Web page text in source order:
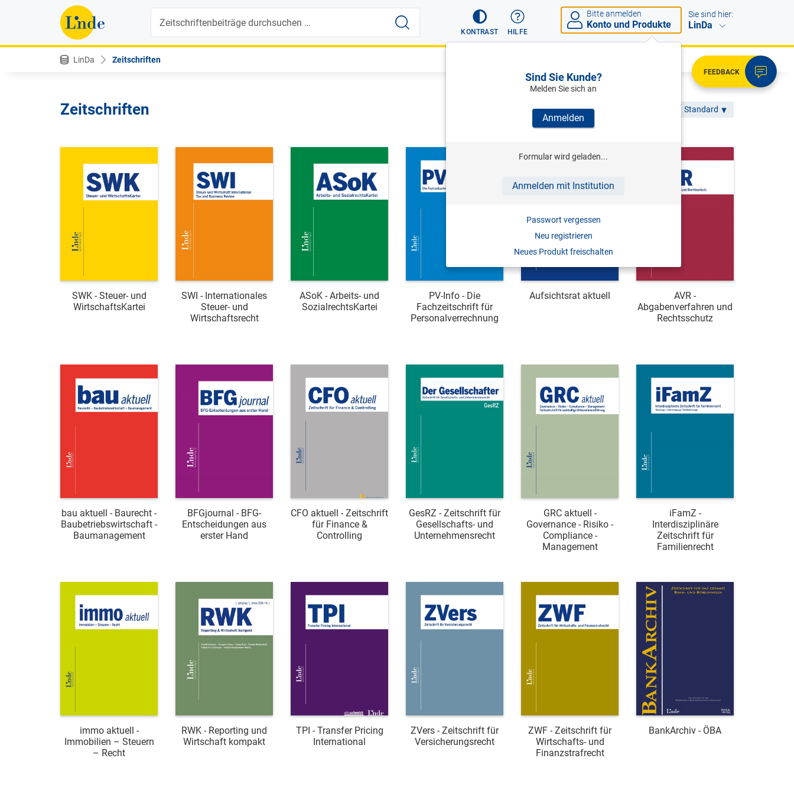
KONTRAST HILFE
Bitte anmelden
Konto und Produkte
Sind Sie Kunde?
Melden Sie sich an
Anmelden
Formular wird geladen...
Anmelden mit Institution
Passwort vergessen
Neu registrieren
Neues Produkt freischalten
Sie sind hier:
LinDa
LinDa Zeitschriften
FEEDBACK
Zeitschriften Standard
SWK - Steuer- und
WirtschaftsKartei
SWI - Internationales
Steuer- und
Wirtschaftsrecht
ASoK - Arbeits- und
SozialrechtsKartei
PV-Info - Die
Fachzeitschrift für
Personalverrechnung
Aufsichtsrat aktuell
AVR -
Abgabenverfahren und
Rechtsschutz
bau aktuell - Baurecht -
Baubetriebswirtschaft -
Baumanagement
BFGjournal - BFG-
Entscheidungen aus
erster Hand
CFO aktuell - Zeitschrift
für Finance &
Controlling
GesRZ - Zeitschrift für
Gesellschafts- und
Unternehmensrecht
GRC aktuell -
Governance - Risiko -
Compliance -
Management
iFamZ -
Interdisziplinäre
Zeitschrift für
Familienrecht
immo aktuell -
Immobilien – Steuern
– Recht
RWK - Reporting und
Wirtschaft kompakt
TPI - Transfer Pricing
International
ZVers - Zeitschrift für
Versicherungsrecht
ZWF - Zeitschrift für
Wirtschafts- und
Finanzstrafrecht
BankArchiv - ÖBA